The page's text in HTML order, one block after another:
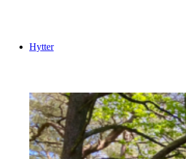
Hytter
Tønde